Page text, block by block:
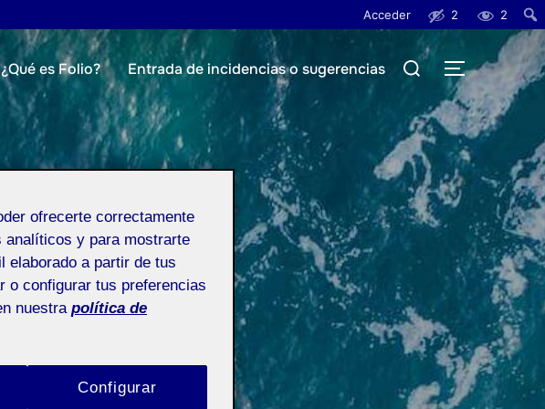
Acceder 2
2
¿Qué es Folio? Entrada de incidencias o sugerencias
Buscar:
ofrecerte correctamente
analíticos y para mostrarte
elaborado a partir de tus
o configurar tus preferencias
nuestra política de
Configurar